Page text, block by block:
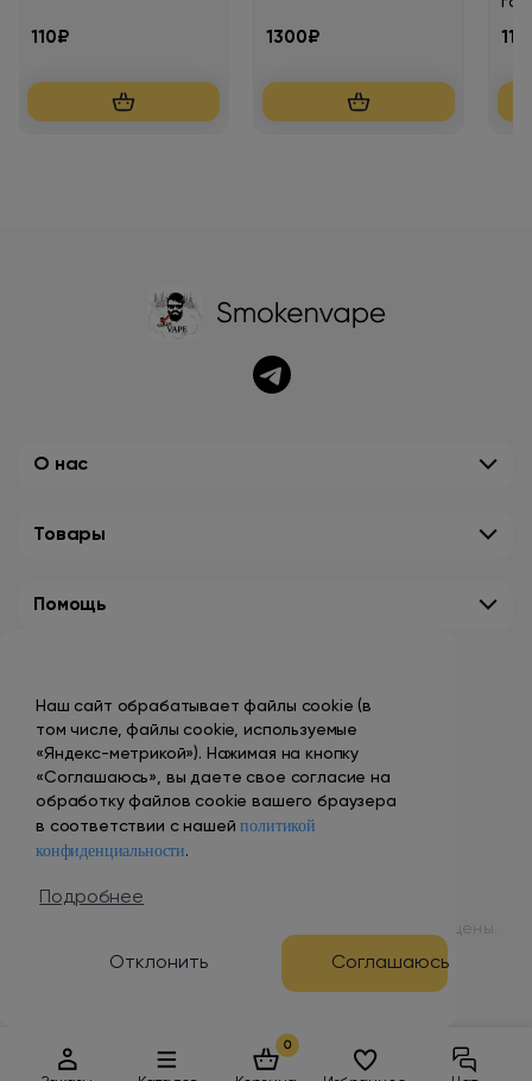
Наш сайт обрабатывает файлы cookie (в
том числе, файлы cookie, используемые
«Яндекс-метрикой»). Нажимая на кнопку
«Соглашаюсь», вы даете свое согласие на
обработку файлов cookie вашего браузера
в соответствии с нашейполитикой
конфиденциальности.
Подробнее
Отклонить Соглашаюсь
110₽ 1300₽
О нас
Товары
Помощь
+7 (495) 149-10-99
promo@smokenvape.su
пн-пт: 9:00 – 18:00
сб-вс: выходной
© 1998 – 2024 ООО «Табак Вэйп Сити». Все права защищены.
Разработка и продвижение сайта
0